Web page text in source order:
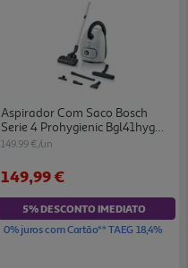
Aspirador Com Saco Bosch
Serie 4 Prohygienic Bgl41hyg0l
Branco
149.99 €/un
149,99 €
5% DESCONTO IMEDIATO
0% juros com Cartão** TAEG 18,4%